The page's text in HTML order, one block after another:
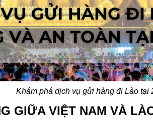
Khám phá dịch vụ gửi hàng đi Lào tại
GIỮA VIỆT NAM VÀ